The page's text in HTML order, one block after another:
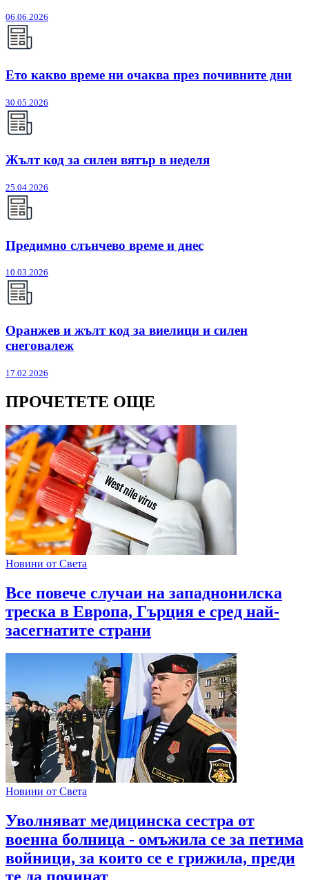
06.06.2026
Ето какво време ни очаква през почивните дни
30.05.2026
Жълт код за силен вятър в неделя
25.04.2026
Предимно слънчево време и днес
10.03.2026
Оранжев и жълт код за виелици и силен
снеговалеж
17.02.2026
ПРОЧЕТЕТЕ ОЩЕ
Новини от Света
Все повече случаи на западнонилска
треска в Европа, Гърция е сред най-
засегнатите страни
Новини от Света
Уволняват медицинска сестра от
военна болница - омъжила се за петима
войници, за които се е грижила, преди